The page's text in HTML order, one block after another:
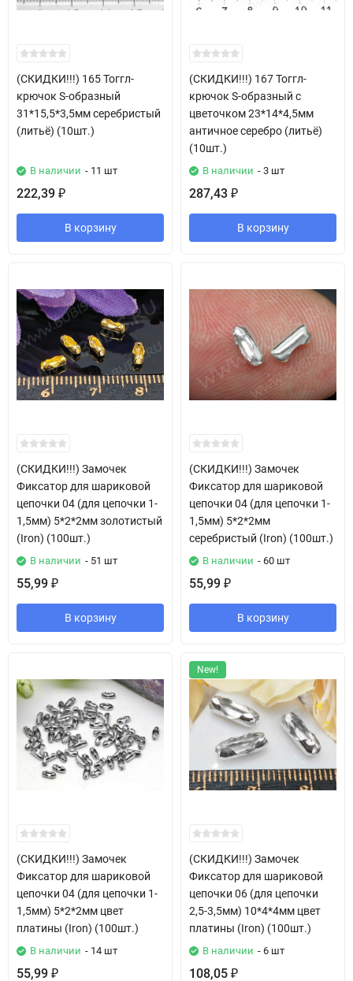
(СКИДКИ!!!) 165 Тоггл-
крючок S-образный
31*15,5*3,5мм серебристый
(литьё) (10шт.)
В наличии - 11 шт
222,39 ₽
В корзину
(СКИДКИ!!!) 167 Тоггл-
крючок S-образный с
цветочком 23*14*4,5мм
античное серебро (литьё)
(10шт.)
В наличии - 3 шт
287,43 ₽
В корзину
(СКИДКИ!!!) Замочек
Фиксатор для шариковой
цепочки 04 (для цепочки 1-
1,5мм) 5*2*2мм золотистый
(Iron) (100шт.)
В наличии - 51 шт
55,99 ₽
В корзину
(СКИДКИ!!!) Замочек
Фиксатор для шариковой
цепочки 04 (для цепочки 1-
1,5мм) 5*2*2мм
серебристый (Iron) (100шт.)
В наличии - 60 шт
55,99 ₽
В корзину
(СКИДКИ!!!) Замочек
Фиксатор для шариковой
цепочки 04 (для цепочки 1-
1,5мм) 5*2*2мм цвет
платины (Iron) (100шт.)
В наличии - 14 шт
55,99 ₽
New!
(СКИДКИ!!!) Замочек
Фиксатор для шариковой
цепочки 06 (для цепочки
2,5-3,5мм) 10*4*4мм цвет
платины (Iron) (100шт.)
В наличии - 6 шт
108,05 ₽